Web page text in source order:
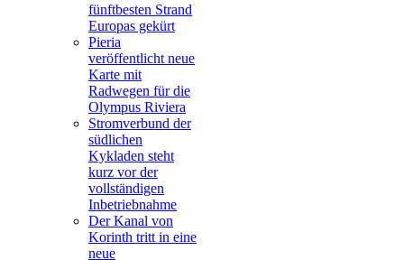
fünftbesten Strand
Europas gekürt
Pieria
veröffentlicht neue
Karte mit
Radwegen für die
Olympus Riviera
Stromverbund der
südlichen
Kykladen steht
kurz vor der
vollständigen
Inbetriebnahme
Der Kanal von
Korinth tritt in eine
neue